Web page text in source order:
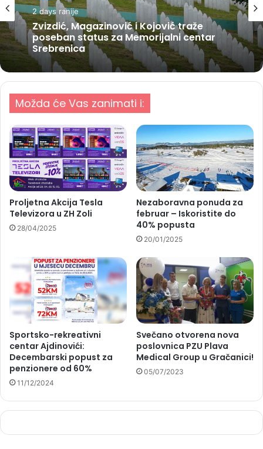
2 days ranije
Zvizdić, Magazinović i Kojović traže
poseban status za Memorijalni centar
Srebrenica
Možda će Vas zanimati i:
Proljetna Akcija Tesla
Televizora u ZH Zoli
28/04/2025
Nezaboravna ponuda za
februar – Iskoristite do
40% popusta
20/01/2025
Sportsko-rekreativni
centar Ajdinovići:
Decembarski popust za
penzionere od 60%
11/12/2024
Svečano otvorena nova
poslovnica PZU Plava
Medical Group u Gračanici!
05/07/2023